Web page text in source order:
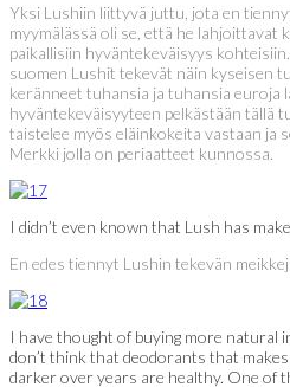
Yksi Lushiin liittyvä juttu, jota en
myymälässä oli se, että he
paikallisiin hyväntekeväisyys
suomen Lushit tekevät näin kyseisen
keränneet tuhansia ja tuhansia euroja
hyväntekeväisyyteen pelkästään tällä
taistelee myös eläinkokeita vastaan ja
Merkki jolla on periaatteet kunnossa.
I didn’t even known that Lush has
En edes tiennyt Lushin tekevän
I have thought of buying more natural
don’t think that deodorants that
darker over years are healthy. One of